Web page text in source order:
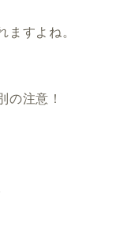
ますよね。
の注意！